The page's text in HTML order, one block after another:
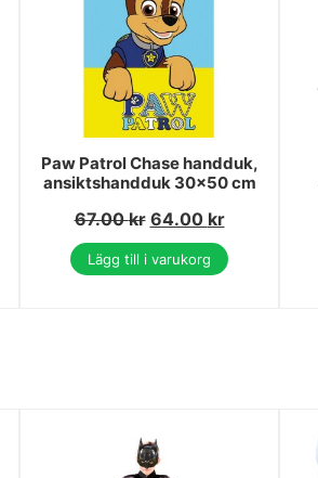
Paw Patrol Chase handduk,
ansiktshandduk 30x50 cm
67.00kr 64.00 kr
Lägg till i varukorg